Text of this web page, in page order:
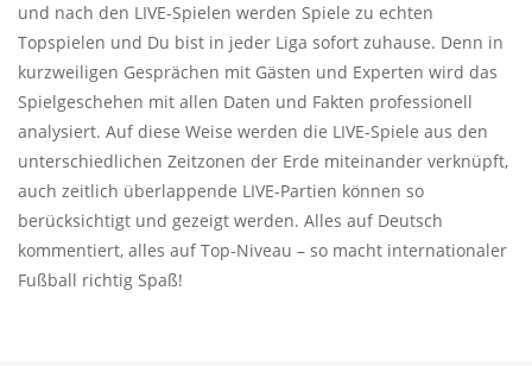
und nach den LIVE-Spielen werden Spiele zu echten
Topspielen und Du bist in jeder Liga sofort zuhause. Denn in
kurzweiligen Gesprächen mit Gästen und Experten wird das
Spielgeschehen mit allen Daten und Fakten professionell
analysiert. Auf diese Weise werden die LIVE-Spiele aus den
unterschiedlichen Zeitzonen der Erde miteinander verknüpft,
auch zeitlich überlappende LIVE-Partien können so
berücksichtigt und gezeigt werden. Alles auf Deutsch
kommentiert, alles auf Top-Niveau – so macht internationaler
Fußball richtig Spaß!